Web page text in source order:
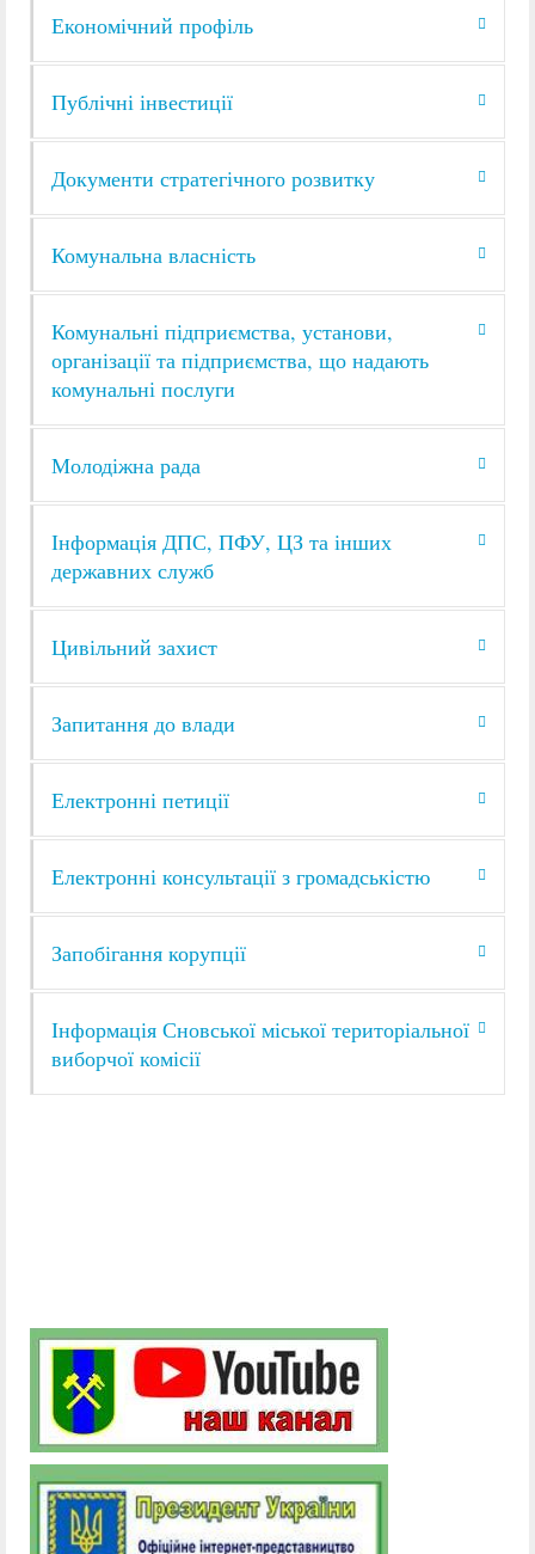
Економічний профіль
Публічні інвестиції
Документи стратегічного розвитку
Комунальна власність
Комунальні підприємства, установи,
організації та підприємства, що надають
комунальні послуги
Молодіжна рада
Інформація ДПС, ПФУ, ЦЗ та інших
державних служб
Цивільний захист
Запитання до влади
Електронні петиції
Електронні консультації з громадськістю
Запобігання корупції
Інформація Сновської міської територіальної
виборчої комісії